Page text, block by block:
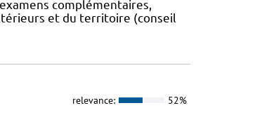
complémentaires,
et du territoire (conseil
relevance: 52%